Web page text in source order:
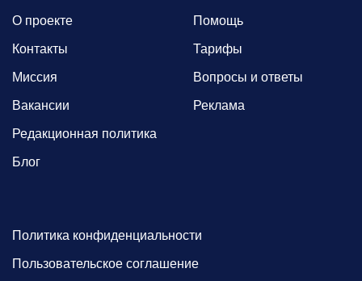
О проекте
Контакты
Миссия
Вакансии
Редакционная политика
Блог
Помощь
Тарифы
Вопросы и ответы
Реклама
Политика конфиденциальности
Пользовательское соглашение